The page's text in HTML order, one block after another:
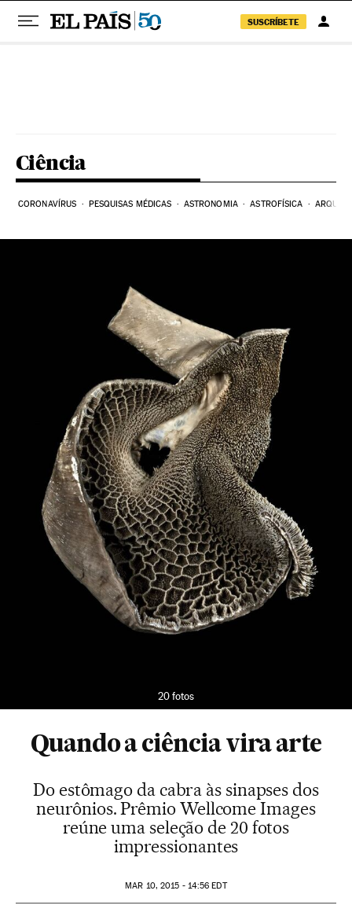
SUSCRÍBETE
Ciência
CORONAVÍRUS PESQUISAS MÉDICAS ASTRONOMIA ASTROFÍSICA
20 fotos
Quando a ciência vira arte
Do estômago da cabra às sinapses dos
neurônios. Prêmio Wellcome Images
reúne uma seleção de 20 fotos
impressionantes
MAR 10, 2015 - 14:56 EDT